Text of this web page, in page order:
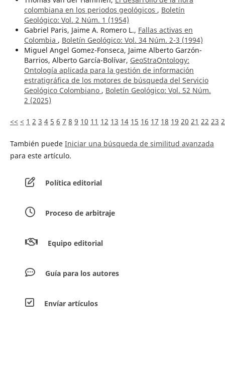
colombiana en los periodos geológicos , Boletín
Geológico: Vol. 2 Núm. 1 (1954)
Gabriel Paris, Jaime A. Romero L., Fallas activas en
Colombia , Boletín Geológico: Vol. 34 Núm. 2-3 (1994)
Miguel Angel Gomez-Fonseca, Jaime Alberto Garzón-
Barrios, Alberto García-Bolívar, GeoStraOntology:
Ontología aplicada para la gestión de información
estratigráfica de los motores de búsqueda del Servicio
Geológico Colombiano , Boletín Geológico: Vol. 52 Núm.
2 (2025)
<< < 1 2 3 4 5 6 7 8 9 10 11 12 13 14 15 16 17 18 19 20 21 22 23
También puede Iniciar una búsqueda de similitud avanzada
para este artículo.
Política editorial
Proceso de arbitraje
Equipo editorial
Guía para los autores
Envíar artículos